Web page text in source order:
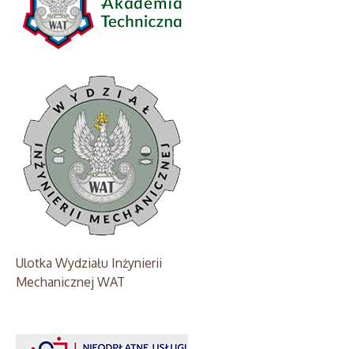
Ulotka Wydziału Inżynierii
Mechanicznej WAT